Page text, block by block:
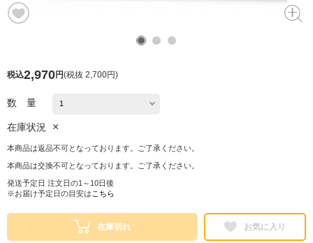
税込2,970円(税抜 2,700円)
数 量
在庫状況 ×
本商品は返品不可となっております。ご了承ください。
本商品は交換不可となっております。ご了承ください。
発送予定日 注文日の1～10日後
※お届け予定日の目安は こちら
在庫切れ お気に入り